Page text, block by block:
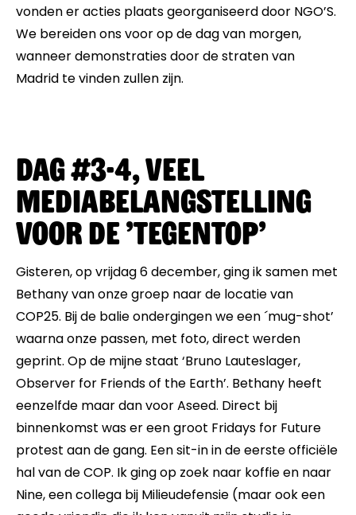
vonden er acties plaats georganiseerd door NGO’S.
We bereiden ons voor op de dag van morgen,
wanneer demonstraties door de straten van
Madrid te vinden zullen zijn.
Dag #3-4, Veel
mediabelangstelling
voor de ’tegentop’
Gisteren, op vrijdag 6 december, ging ik samen met
Bethany van onze groep naar de locatie van
COP25. Bij de balie ondergingen we een ´mug-shot’
waarna onze passen, met foto, direct werden
geprint. Op de mijne staat ‘Bruno Lauteslager,
Observer for Friends of the Earth’. Bethany heeft
eenzelfde maar dan voor Aseed. Direct bij
binnenkomst was er een groot Fridays for Future
protest aan de gang. Een sit-in in de eerste officiële
hal van de COP. Ik ging op zoek naar koffie en naar
Nine, een collega bij Milieudefensie (maar ook een